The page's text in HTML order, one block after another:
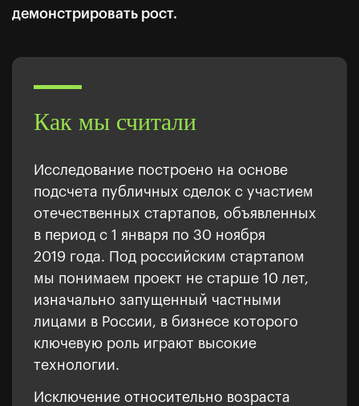
демонстрировать рост.
Как мы считали
Исследование построено на основе
подсчета публичных сделок с участием
отечественных стартапов, объявленных
в период с 1 января по 30 ноября
2019 года. Под российским стартапом
мы понимаем проект не старше 10 лет,
изначально запущенный частными
лицами в России, в бизнесе которого
ключевую роль играют высокие
технологии.
Исключение относительно возраста